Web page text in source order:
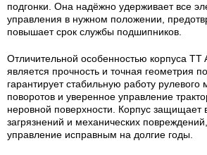
подгонки. Она надёжно удерживает все
управления в нужном положении,
повышает срок службы подшипников.
Отличительной особенностью корпуса TT
является прочность и точная геометрия
гарантирует стабильную работу рулевого
поворотов и уверенное управление
неровной поверхности. Корпус защищает
загрязнений и механических
управление исправным на долгие годы.